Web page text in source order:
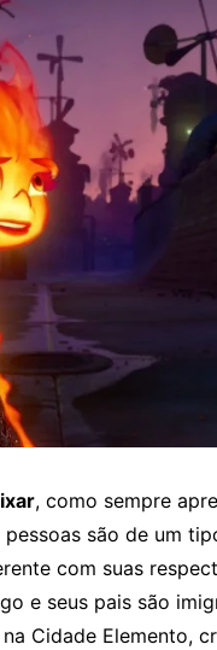
, como sempre
são de um
com suas
e seus pais são
Cidade Elemento,